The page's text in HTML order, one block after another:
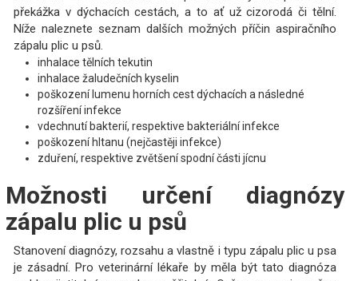
překážka v dýchacích cestách, a to ať už cizorodá či tělní.
Níže naleznete seznam dalších možných příčin aspiračního
zápalu plic u psů.
inhalace tělních tekutin
inhalace žaludečních kyselin
poškození lumenu horních cest dýchacích a následné
rozšíření infekce
vdechnutí bakterií, respektive bakteriální infekce
poškození hltanu (nejčastěji infekce)
zduření, respektive zvětšení spodní části jícnu
Možnosti určení diagnózy
zápalu plic u psů
Stanovení diagnózy, rozsahu a vlastně i typu zápalu plic u psa
je zásadní. Pro veterinární lékaře by měla být tato diagnóza